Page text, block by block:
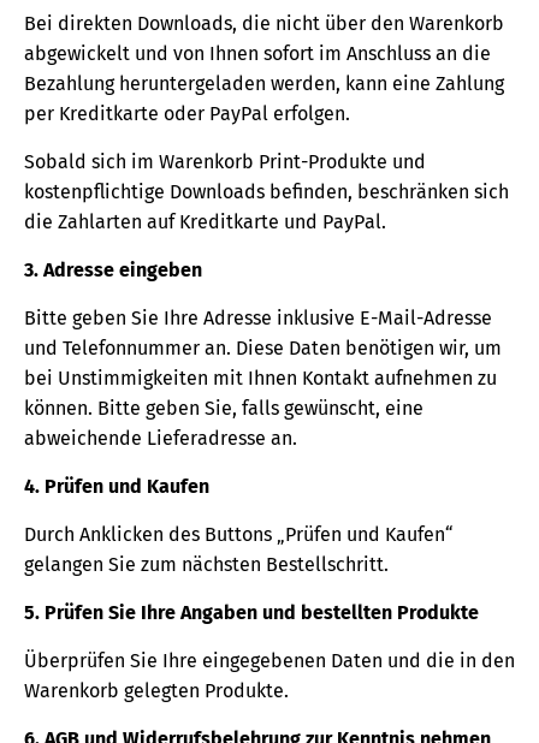
Bei direkten Downloads, die nicht über den Warenkorb
abgewickelt und von Ihnen sofort im Anschluss an die
Bezahlung heruntergeladen werden, kann eine Zahlung
per Kreditkarte oder PayPal erfolgen.
Sobald sich im Warenkorb Print-Produkte und
kostenpflichtige Downloads befinden, beschränken sich
die Zahlarten auf Kreditkarte und PayPal.
3. Adresse eingeben
Bitte geben Sie Ihre Adresse inklusive E-Mail-Adresse
und Telefonnummer an. Diese Daten benötigen wir, um
bei Unstimmigkeiten mit Ihnen Kontakt aufnehmen zu
können. Bitte geben Sie, falls gewünscht, eine
abweichende Lieferadresse an.
4. Prüfen und Kaufen
Durch Anklicken des Buttons „Prüfen und Kaufen“
gelangen Sie zum nächsten Bestellschritt.
5. Prüfen Sie Ihre Angaben und bestellten Produkte
Überprüfen Sie Ihre eingegebenen Daten und die in den
Warenkorb gelegten Produkte.